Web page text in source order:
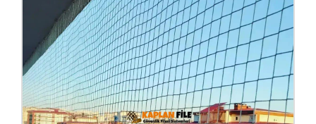
Galeri Boşluğu Filesi